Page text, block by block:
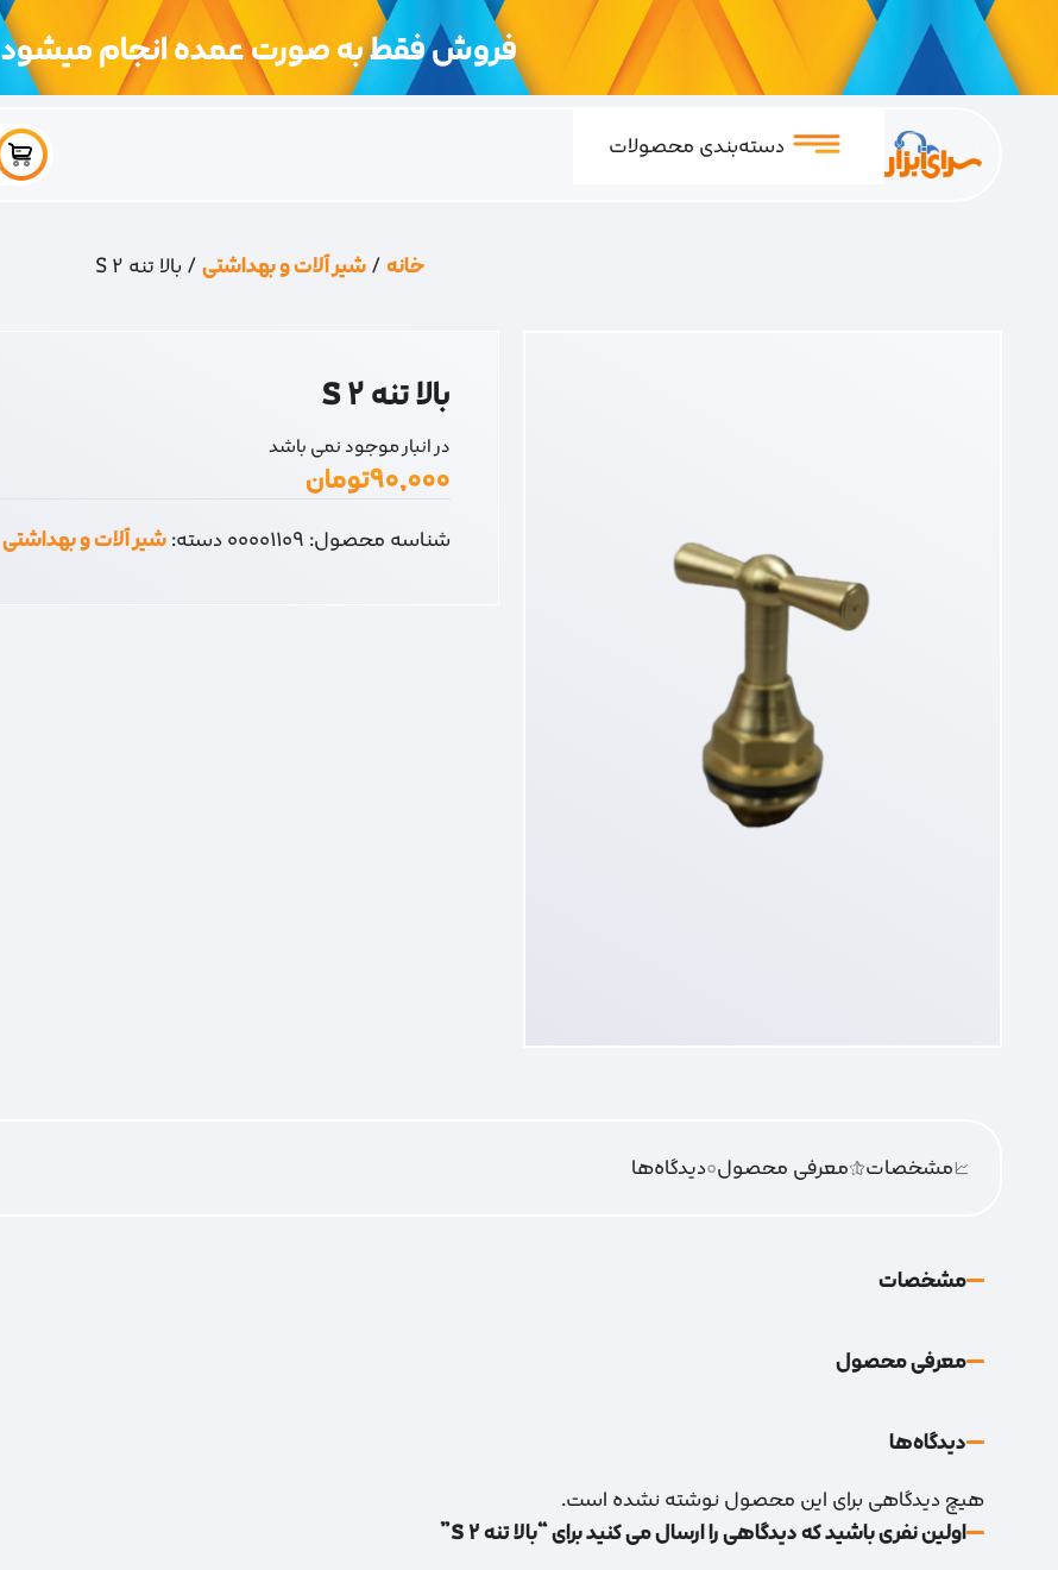
فروش فقط به صورت عمده انجام میشود
دسته‌بندی محصولات
خانه/شیر آلات و بهداشتی/ بالا تنه 2 S
بالا تنه 2 S
در انبار موجود نمی باشد
۹۰,۰۰۰تومان
شناسه محصول: 00001109دسته:شیر آلات و بهداشتی
مشخصات معرفی محصول0دیدگاه‌‌ها
مشخصات
معرفی محصول
دیدگاه‌‌ها
هیچ دیدگاهی برای این محصول نوشته نشده است.
اولین نفری باشید که دیدگاهی را ارسال می کنید برای “بالا تنه 2 S”